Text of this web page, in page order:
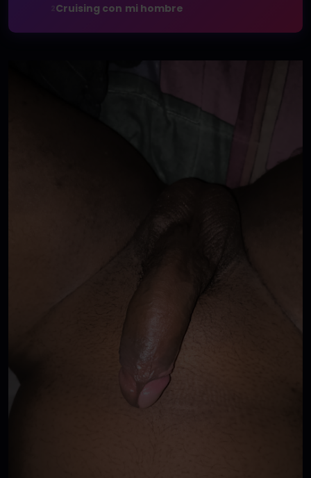
Cruising con mi hombre